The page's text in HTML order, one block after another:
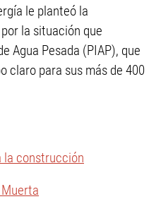
le planteó la
la situación que
Agua Pesada (PIAP), que
claro para sus más de 400
la construcción